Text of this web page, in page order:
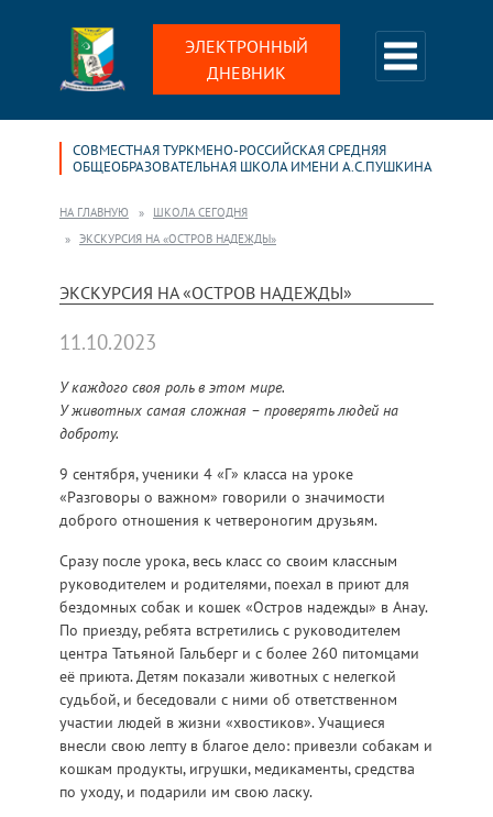
ЭЛЕКТРОННЫЙ
ДНЕВНИК
СОВМЕСТНАЯ ТУРКМЕНО-РОССИЙСКАЯ СРЕДНЯЯ
ОБЩЕОБРАЗОВАТЕЛЬНАЯ ШКОЛА ИМЕНИ А.С.ПУШКИНА
НА ГЛАВНУЮ
ШКОЛА СЕГОДНЯ
ЭКСКУРСИЯ НА «ОСТРОВ НАДЕЖДЫ»
ЭКСКУРСИЯ НА «ОСТРОВ НАДЕЖДЫ»
11.10.2023
У каждого своя роль в этом мире.
У животных самая сложная – проверять людей на
доброту.
9 сентября, ученики 4 «Г» класса на уроке
«Разговоры о важном» говорили о значимости
доброго отношения к четвероногим друзьям.
Сразу после урока, весь класс со своим классным
руководителем и родителями, поехал в приют для
бездомных собак и кошек «Остров надежды» в Анау.
По приезду, ребята встретились с руководителем
центра Татьяной Гальберг и с более 260 питомцами
её приюта. Детям показали животных с нелегкой
судьбой, и беседовали с ними об ответственном
участии людей в жизни «хвостиков». Учащиеся
внесли свою лепту в благое дело: привезли собакам и
кошкам продукты, игрушки, медикаменты, средства
по уходу, и подарили им свою ласку.